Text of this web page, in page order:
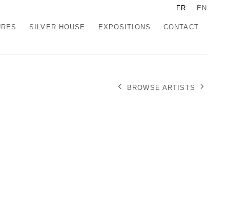
SILVER HOUSE EXPOSITIONS CONTACT
FR EN
BROWSE ARTISTS